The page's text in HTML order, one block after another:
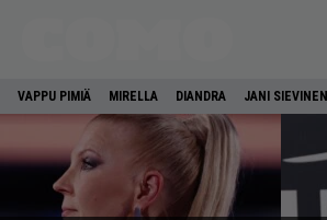
VAPPU PIMIÄ MIRELLA DIANDRA JANI SIEVINEN